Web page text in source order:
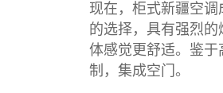
现在，柜式新疆空
的选择，具有强烈
体感觉更舒适。鉴
制，集成空门。